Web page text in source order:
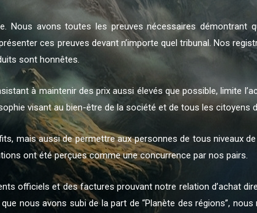
Nous avons toutes les preuves nécessaires démontrant
ces preuves devant n’importe quel tribunal. Nos
sont honnêtes.
à maintenir des prix aussi élevés que possible, limite
visant au bien-être de la société et de tous les citoyens
mais aussi de permettre aux personnes de tous niveaux
ont été perçues comme une concurrence par nos pairs.
officiels et des factures prouvant notre relation d’achat
nous avons subi de la part de “Planète des régions”,